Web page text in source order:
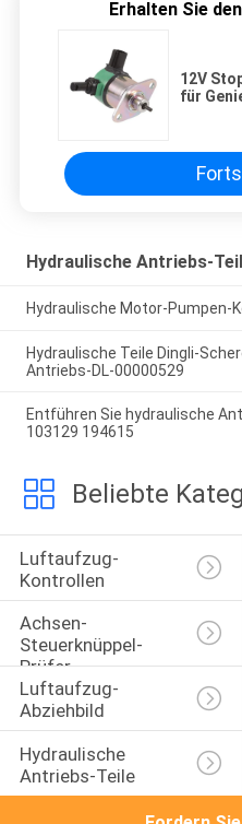
Erhalten Sie
12V
für
Hydraulische Antriebs-
Hydraulische Motor-Pumpen-
Hydraulische Teile Dingli-
Antriebs-DL-00000529
Entführen Sie hydraulische
103129 194615
Beliebte
Luftaufzug-
Kontrollen
Achsen-
Steuerknüppel-
Prüfer
Luftaufzug-
Abziehbild
Hydraulische
Antriebs-Teile